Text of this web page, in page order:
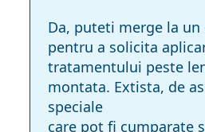
Da, puteti merge la
pentru a solicita
tratamentului peste
montata. Extista, de
speciale
care pot fi cumparate